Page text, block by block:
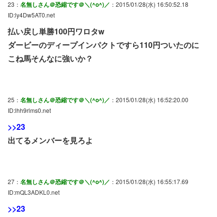
23： 名無しさん＠恐縮です＠＼(^o^)／ ：2015/01/28(水) 16:50:52.18
ID:ly4Dw5AT0.net
払い戻し単勝100円ワロタw
ダービーのディープインパクトですら110円ついたのに
こね馬そんなに強いか？
25： 名無しさん＠恐縮です＠＼(^o^)／ ：2015/01/28(水) 16:52:20.00
ID:lhh9rlms0.net
>>23
出てるメンバーを見ろよ
27： 名無しさん＠恐縮です＠＼(^o^)／ ：2015/01/28(水) 16:55:17.69
ID:mQL3ADKL0.net
>>23